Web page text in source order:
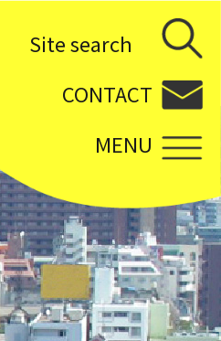
Site search
CONTACT
MENU